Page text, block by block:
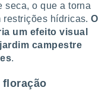
seca, o que a torna
restrições hídricas. O
um efeito visual
campestre
.
floração